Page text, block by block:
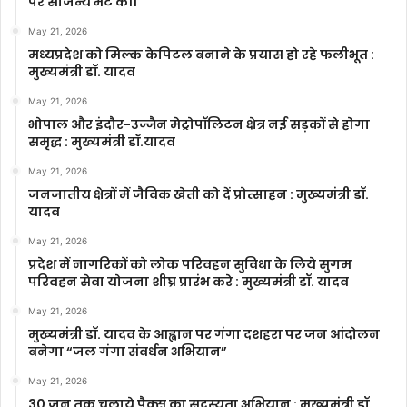
May 21, 2026
मध्यप्रदेश को मिल्क केपिटल बनाने के प्रयास हो रहे फलीभूत :
मुख्यमंत्री डॉ. यादव
May 21, 2026
भोपाल और इंदौर-उज्जैन मेट्रोपॉलिटन क्षेत्र नई सड़कों से होगा
समृद्ध : मुख्यमंत्री डॉ.यादव
May 21, 2026
जनजातीय क्षेत्रों में जैविक खेती को दें प्रोत्साहन : मुख्यमंत्री डॉ.
यादव
May 21, 2026
प्रदेश में नागरिकों को लोक परिवहन सुविधा के लिये सुगम
परिवहन सेवा योजना शीघ्र प्रारंभ करे : मुख्यमंत्री डॉ. यादव
May 21, 2026
मुख्यमंत्री डॉ. यादव के आह्वान पर गंगा दशहरा पर जन आंदोलन
बनेगा “जल गंगा संवर्धन अभियान”
May 21, 2026